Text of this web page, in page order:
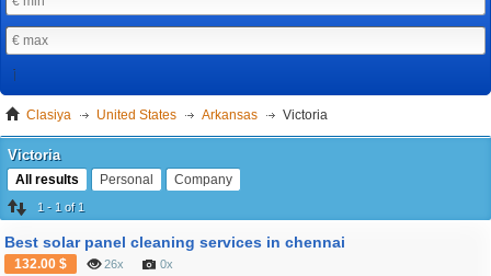
Clasiya United States Arkansas Victoria
Victoria
All results Personal Company
1 - 1 of 1
Best solar panel cleaning services in chennai
132.00 $ 26x 0x